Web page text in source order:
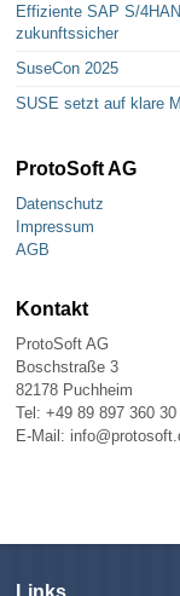
Effiziente SAP S/
zukunftssicher
SuseCon 2025
SUSE setzt auf klare
ProtoSoft AG
Datenschutz
Impressum
AGB
Kontakt
ProtoSoft AG
Boschstraße 3
82178 Puchheim
Tel: +49 89 897 360 30
E-Mail:
Links